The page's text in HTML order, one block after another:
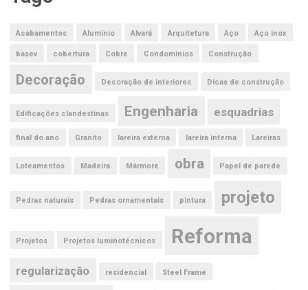
Acabamentos Alumínio Alvará Arquitetura Aço Aço inox
basev cobertura Cobre Condomínios Construção
Decoração Decoração de interiores Dicas de construção
Edificações clandestinas Engenharia esquadrias
final do ano Granito lareira externa lareira interna Lareiras
Loteamentos Madeira Mármore obra Papel de parede
Pedras naturais Pedras ornamentais pintura projeto
Projetos Projetos luminotécnicos Reforma
regularização residencial Steel Frame